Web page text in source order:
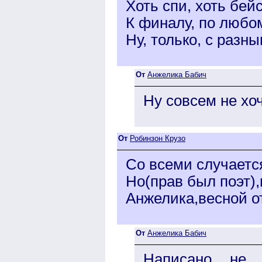
Хоть спи, хоть
К финалу, по
Ну, только, с
От Анжелика Бабич
Ну совсем не
От Робинзон Крузо
Со всеми
Но(прав был
Анжелика,весной
От Анжелика Бабич